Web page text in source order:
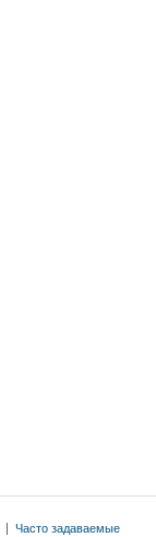
| Часто задаваемые